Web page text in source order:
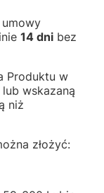
14 dni bez
Produktu w
wskazaną
niż
złożyć: